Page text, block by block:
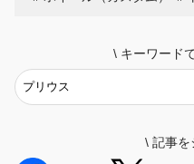
\ キーワード
\ 記事を